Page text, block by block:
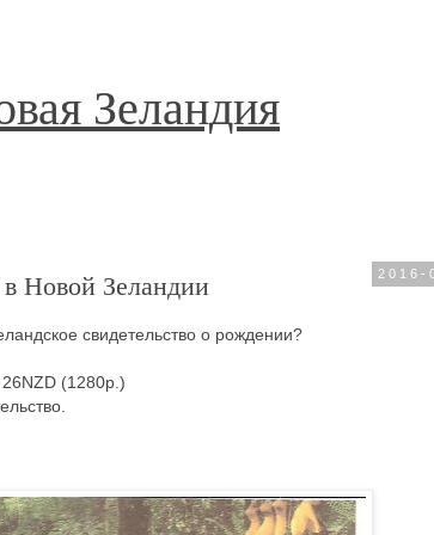
Зеландия
2016-
Новой Зеландии
свидетельство о рождении?
(1280р.)